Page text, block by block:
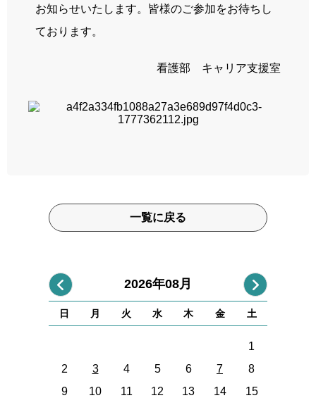
お知らせいたします。皆様のご参加をお待ちし
ております。
看護部 キャリア支援室
一覧に戻る
2026年08月
日 月 火 水 木 金 土
1
2
3 4 5 6 7
8
9
10 11 12 13 14
15